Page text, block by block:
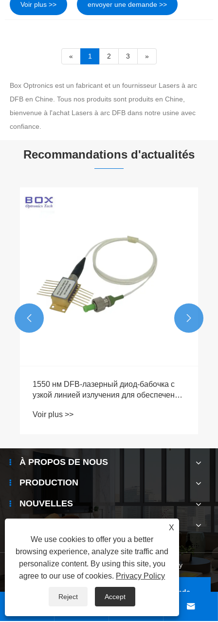
Voir plus >> envoyer une demande >>
« 1 2 3 »
Box Optronics est un fabricant et un fournisseur Lasers à arc
DFB en Chine. Tous nos produits sont produits en Chine,
bienvenue à l'achat Lasers à arc DFB dans notre usine avec
confiance.
Recommandations d'actualités
1550 нм DFB-лазерный диод-бабочка с
узкой линией излучения для обеспечения
Voir plus >>
 
À PROPOS DE NOUS
PRODUCTION
NOUVELLES
Links | Sitemap RSS | XML | Privacy Policy
Copyright © 2025 Shenzhen Electronic Hunsinda
Electronic Technology Company Tous droits sont
 
X
We use cookies to offer you a better
browsing experience, analyze site traffic and
personalize content. By using this site, you
agree to our use of cookies. Privacy Policy
Reject Accept